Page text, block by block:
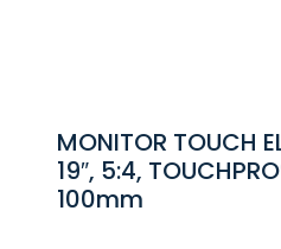
MONITOR TOUCH
19″, 5:4,
100mm